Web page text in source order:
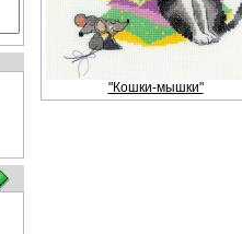
"Кошки-мышки"